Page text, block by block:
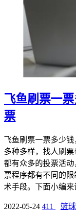
飞鱼刷票一
票
飞鱼刷票一票多少
多种多样，找人刷票
都有众多的投票活
票程序都有不同的
术手段。下面小编来
2022-05-24 411 篮